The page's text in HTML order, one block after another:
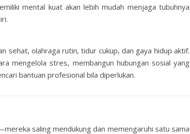
mental kuat akan lebih mudah menjaga tubuhnya
sehat, olahraga rutin, tidur cukup, dan gaya hidup aktif.
mengelola stres, membangun hubungan sosial yang
bantuan profesional bila diperlukan.
saling mendukung dan memengaruhi satu sama